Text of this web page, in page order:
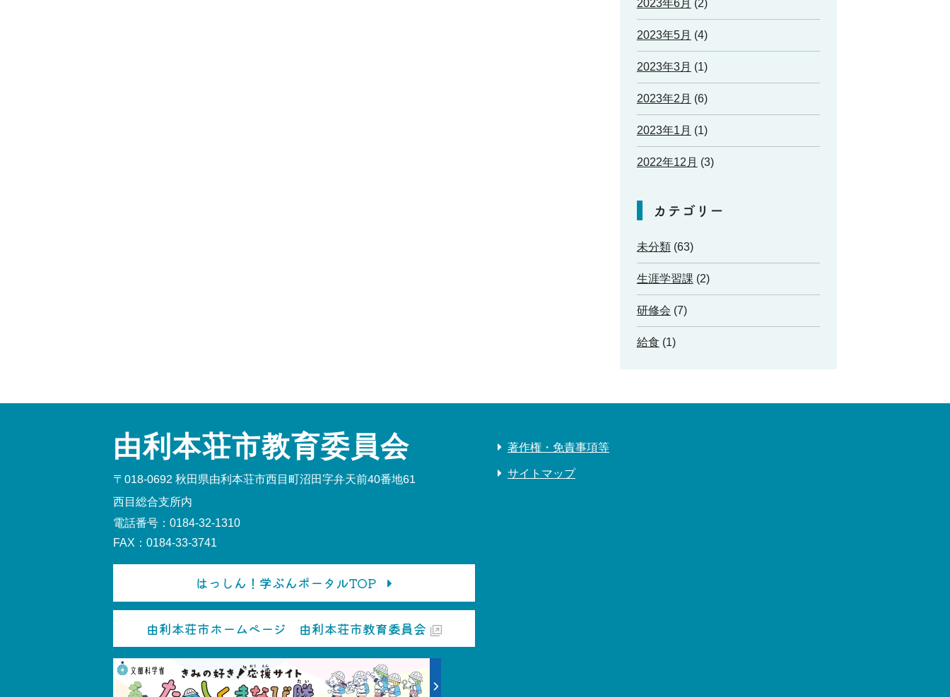
2023年6月 (2)
2023年5月 (4)
2023年3月 (1)
2023年2月 (6)
2023年1月 (1)
2022年12月 (3)
カテゴリー
未分類(63)
生涯学習課 (2)
研修会 (7)
給食 (1)
由利本荘市教育委員会
〒018-0692 秋田県由利本荘市西目町沼田字弁天前40番地61
西目総合支所内
電話番号：0184-32-1310
FAX：0184-33-3741
はっしん！学ぶんポータルTOP
由利本荘市ホームページ 由利本荘市教育委員会
著作権・免責事項等
サイトマップ